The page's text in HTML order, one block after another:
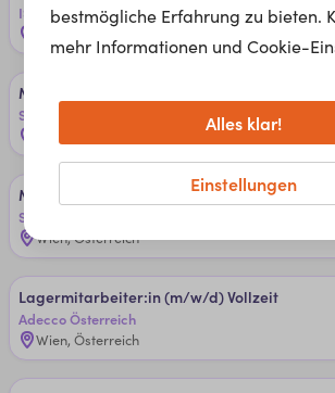
ISG Personalmanagement GmbH
Wien, Österreich
Mit­ar­bei­ter:in La­ger ­für 20 - 25 St­d.
SPAR Österreichische Warenhandels-AG
Mit­ar­bei­ter:in La­ger ­für 30 St­d.
SPAR Österreichische Warenhandels-AG
Wien, Österreich
La­ger­mit­ar­bei­ter:in (m/w/d) ­Voll­zeit
Adecco Österreich
Wien, Österreich
bestmögliche Erfahrung zu bieten.
mehr Informationen und Cookie-
Einstellungen
Alles klar!